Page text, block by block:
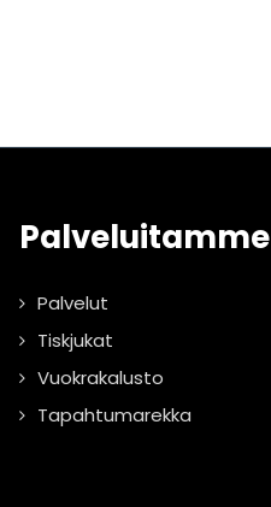
Palveluitamme
Palvelut
Tiskjukat
Vuokrakalusto
Tapahtumarekka